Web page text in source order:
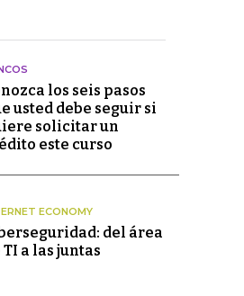
los seis pasos
usted debe seguir si
solicitar un
este curso
ECONOMY
del área
TI a las juntas